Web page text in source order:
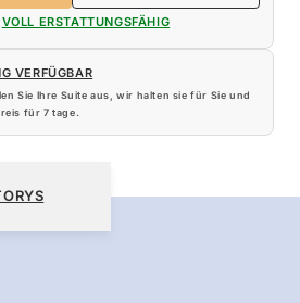
VOLL ERSTATTUNGSFÄHIG
VERFÜGBAR
Sie Ihre Suite aus, wir halten sie für Sie und
für 7 tage.
BUCHEN ANGEBOT ANFORDERN